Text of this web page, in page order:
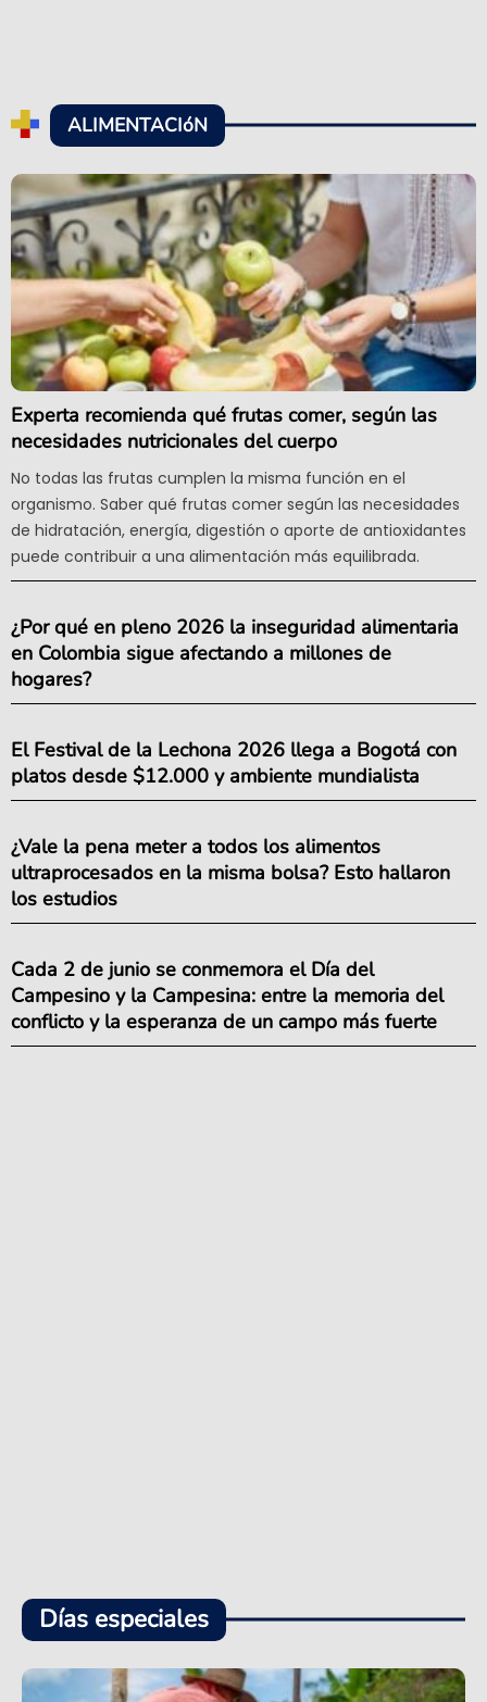
ALIMENTACIóN
Experta recomienda qué frutas comer, según las
necesidades nutricionales del cuerpo
No todas las frutas cumplen la misma función en el
organismo. Saber qué frutas comer según las necesidades
de hidratación, energía, digestión o aporte de antioxidantes
puede contribuir a una alimentación más equilibrada.
¿Por qué en pleno 2026 la inseguridad alimentaria
en Colombia sigue afectando a millones de
hogares?
El Festival de la Lechona 2026 llega a Bogotá con
platos desde $12.000 y ambiente mundialista
¿Vale la pena meter a todos los alimentos
ultraprocesados en la misma bolsa? Esto hallaron
los estudios
Cada 2 de junio se conmemora el Día del
Campesino y la Campesina: entre la memoria del
conflicto y la esperanza de un campo más fuerte
Días especiales